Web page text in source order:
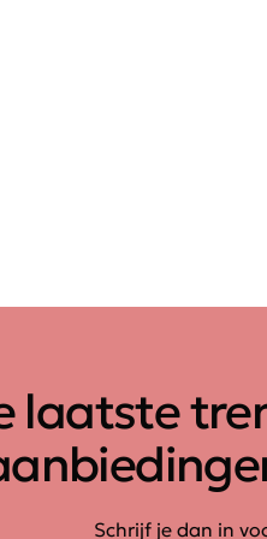
laatste
Schrijf je dan in